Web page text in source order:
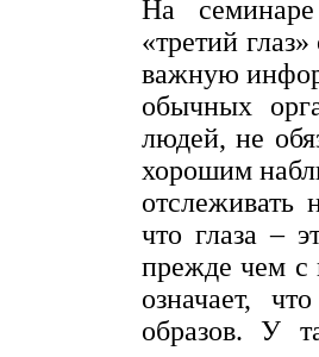
На
«третий
важную
обычных
людей, не
хорошим
отслеживать
что глаза –
прежде чем с
означает,
образов. У